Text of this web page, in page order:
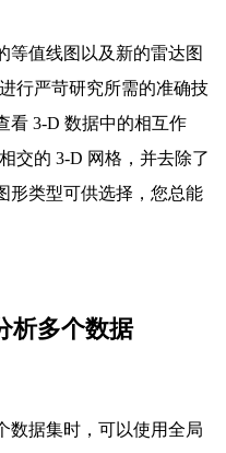
等值线图以及新的雷达图
行严苛研究所需的准确技
看 3-D 数据中的相互作
交的 3-D 网格，并去除了
形类型可供选择，您总能
析多个数据
数据集时，可以使用全局